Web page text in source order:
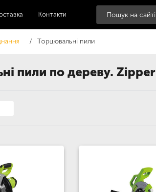
пили по дереву. Zipper
Контакти
Торцювальні пили